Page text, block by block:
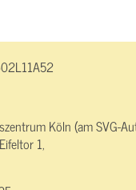
Köln (am SVG-
1,